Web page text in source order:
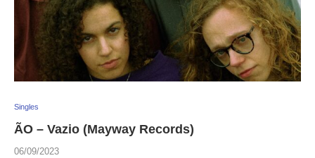
Singles
ÃO – Vazio (Mayway Records)
06/09/2023